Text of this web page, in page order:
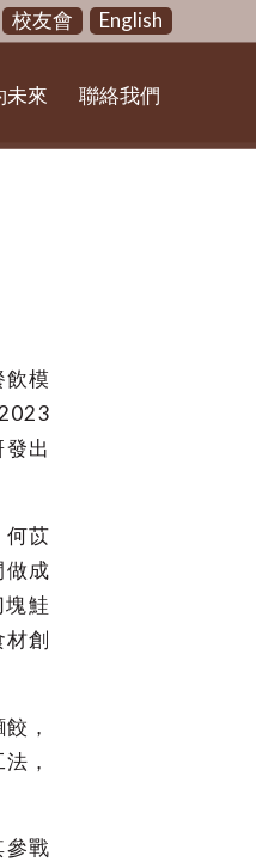
校友會 English
未來 聯絡我們
模
出
何苡
做成
鮭
創
，
，
參戰